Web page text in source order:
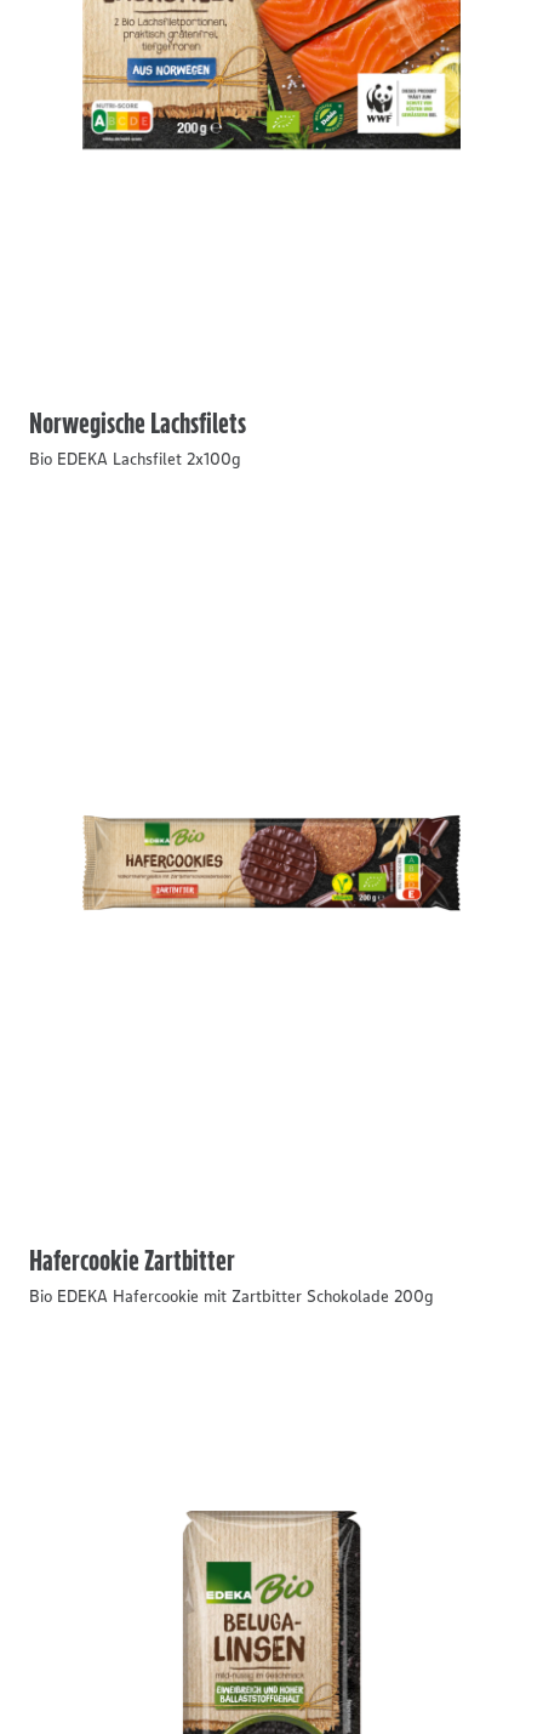
Norwegische Lachsfilets
Bio EDEKA Lachsfilet 2x100g
Hafercookie Zartbitter
Bio EDEKA Hafercookie mit Zartbitter Schokolade 200g